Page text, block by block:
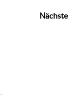
Nächste